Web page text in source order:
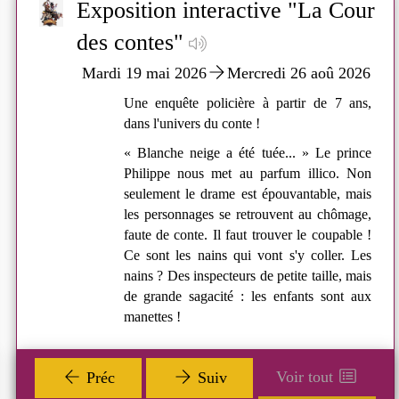
qu'il existe un Point-
Médard ?
prêt de livres de proximité existe au
sur la Commune déléguée de
Il dispose de livres renouvelés
Vous pouvez aussi y demander des
que les bénévoles essaieront de
la Médiathèque Départementale
Exposition
Une enquête policière à
au parfum illico. Non
mais les personnages se
DVD Adulte. grand public
On dirait la planète mars
DVD FICTION
LAFLEUR STEPHANE
Paris - 2023 )
Plus d'infos
new
!
Exposition interactive "La Cour
des contes"
Mardi 19 mai 2026 Mercredi 26 aoû 2026
Une enquête policière à partir de 7 ans,
dans l'univers du conte !
« Blanche neige a été tuée... » Le prince
Philippe nous met au parfum illico. Non
seulement le drame est épouvantable, mais
les personnages se retrouvent au chômage,
faute de conte. Il faut trouver le coupable !
Ce sont les nains qui vont s'y coller. Les
nains ? Des inspecteurs de petite taille, mais
de grande sagacité : les enfants sont aux
manettes !
Préc Suiv Voir tout